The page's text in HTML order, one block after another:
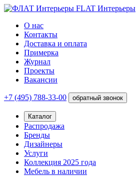
FLAT Интерьеры
О нас
Контакты
Доставка и оплата
Примерка
Журнал
Проекты
Вакансии
+7 (495) 788-33-00 обратный звонок
Каталог
Распродажа
Бренды
Дизайнеры
Услуги
Коллекция 2025 года
Мебель в наличии